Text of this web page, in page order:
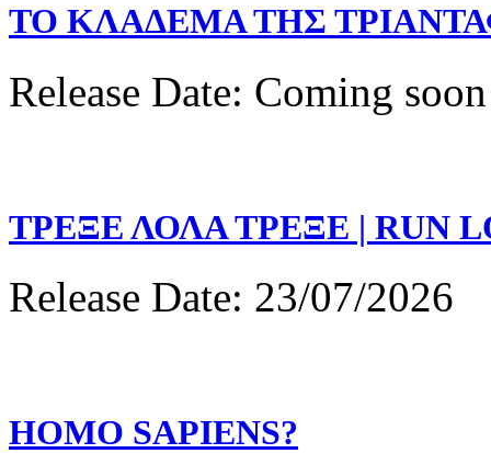
ΤΟ ΚΛΑΔΕΜΑ ΤΗΣ
Release Date: Coming soon
ΤΡΕΞΕ ΛΟΛΑ ΤΡΕΞΕ | RUN
Release Date: 23/07/2026
HOMO SAPIENS?